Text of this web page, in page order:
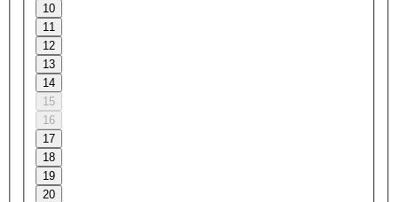
10
11
12
13
14
15
16
17
18
19
20